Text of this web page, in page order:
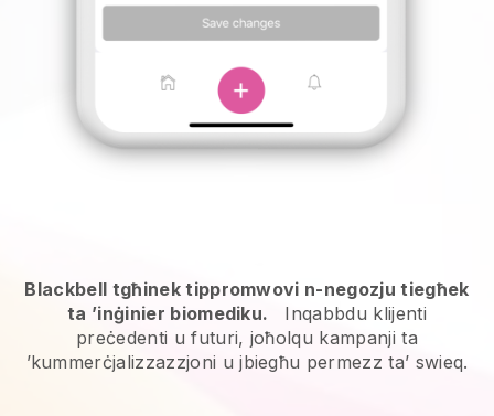
Blackbell tgħinek tippromwovi n-negozju tiegħek
ta ’inġinier biomediku.
Inqabbdu klijenti
preċedenti u futuri, joħolqu kampanji ta
’kummerċjalizzazzjoni u jbiegħu permezz ta’ swieq.